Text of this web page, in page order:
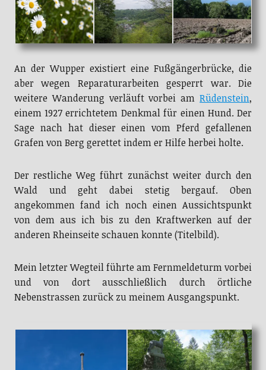
An der Wupper existiert eine Fußgängerbrücke, die
aber wegen Reparaturarbeiten gesperrt war. Die
weitere Wanderung verläuft vorbei amRüdenstein,
einem 1927 errichtetem Denkmal für einen Hund. Der
Sage nach hat dieser einen vom Pferd gefallenen
Grafen von Berg gerettet indem er Hilfe herbei holte.
Der restliche Weg führt zunächst weiter durch den
Wald und geht dabei stetig bergauf. Oben
angekommen fand ich noch einen Aussichtspunkt
von dem aus ich bis zu den Kraftwerken auf der
anderen Rheinseite schauen konnte (Titelbild).
Mein letzter Wegteil führte am Fernmeldeturm vorbei
und von dort ausschließlich durch örtliche
Nebenstrassen zurück zu meinem Ausgangspunkt.